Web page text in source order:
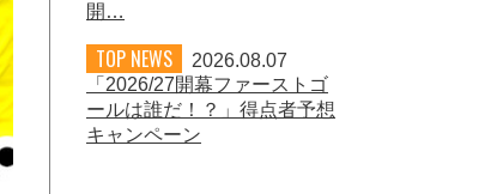
開…
TOP NEWS
2026.08.07
「2026/27開幕ファーストゴ
ールは誰だ！？」得点者予想
キャンペーン